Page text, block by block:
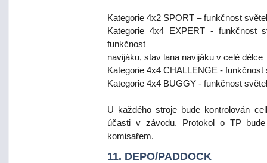
Kategorie 4x2 SPORT – funkčnost
Kategorie 4x4 EXPERT - funkčnost
funkčnost
navijáku, stav lana navijáku v celé délce
Kategorie 4x4 CHALLENGE -
Kategorie 4x4 BUGGY - funkčnost
U každého stroje bude kontrolován
účasti v závodu. Protokol o TP
komisařem.
11. DEPO/PADDOCK